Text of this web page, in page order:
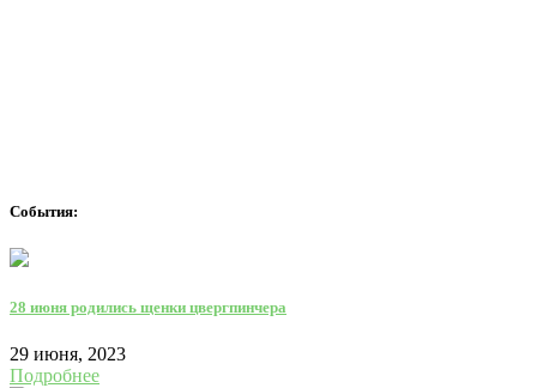
События:
28 июня родились щенки цвергпинчера
29 июня, 2023
Подробнее